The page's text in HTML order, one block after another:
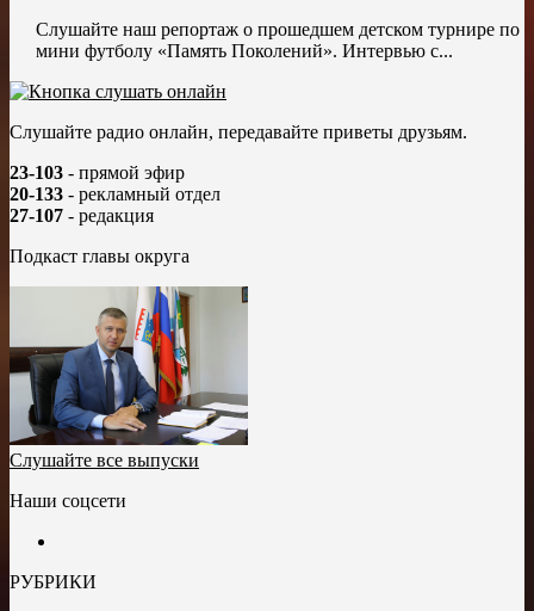
Слушайте наш репортаж о прошедшем детском турнире по
мини футболу «Память Поколений». Интервью с...
Слушайте радио онлайн, передавайте приветы друзьям.
23-103 - прямой эфир
20-133 - рекламный отдел
27-107 - редакция
Подкаст главы округа
Слушайте все выпуски
Наши соцсети
РУБРИКИ